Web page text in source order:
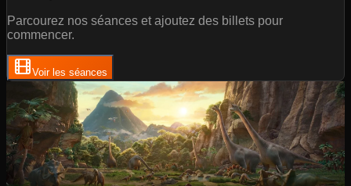
Parcourez nos séances et ajoutez des billets pour
commencer.
Voir les séances